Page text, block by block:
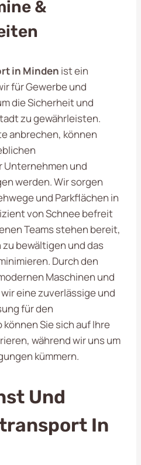
&
in Minden ist ein
für Gewerbe und
die Sicherheit und
zu gewährleisten.
anbrechen, können
Unternehmen und
werden. Wir sorgen
und Parkflächen in
von Schnee befreit
Teams stehen bereit,
bewältigen und das
Durch den
Maschinen und
eine zuverlässige und
für den
Sie sich auf Ihre
während wir uns um
kümmern.
Und
In